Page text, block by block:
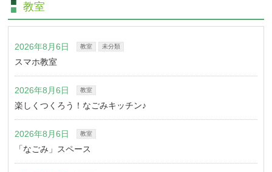
教室
2026年8月6日 教室 未分類
スマホ教室
2026年8月6日 教室
楽しくつくろう！なごみキッチン♪
2026年8月6日 教室
「なごみ」スペース